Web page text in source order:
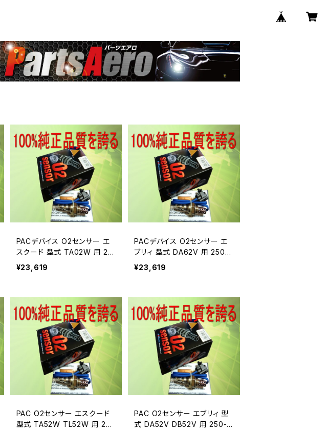
PACデバイス O2センサー エ
スクード 型式 TA02W 用 25
0-24049A
¥23,619
PACデバイス O2センサー エ
ブリィ 型式 DA62V 用 250-2
4049A
¥23,619
PAC O2センサー エスクード
型式 TA52W TL52W 用 250
PAC O2センサー エブリィ 型
式 DA52V DB52V 用 250-2